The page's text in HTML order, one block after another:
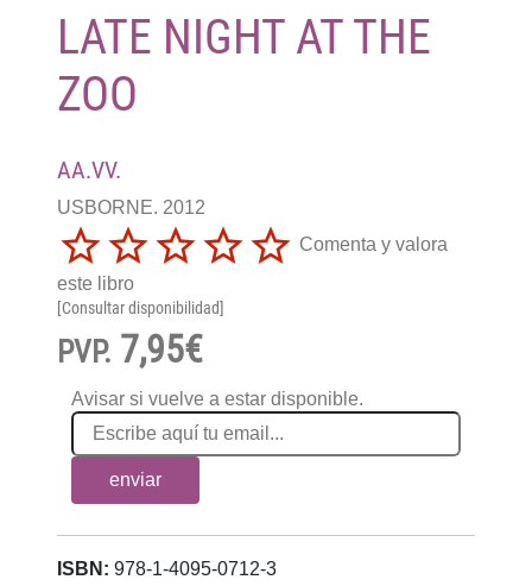
LATE NIGHT AT THE
ZOO
AA.VV.
USBORNE. 2012
Comenta y valora
este libro
[Consultar disponibilidad]
PVP. 7,95€
Avisar si vuelve a estar disponible.
enviar
ISBN: 978-1-4095-0712-3